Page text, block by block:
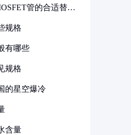
管的合适替代
规格
有哪些
规格
的星空爆冷
含量